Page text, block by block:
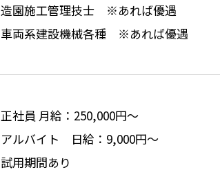
造園施工管理技士 ※あれば優遇
車両系建設機械各種 ※あれば優遇
正社員 月給：250,000円～
アルバイト 日給：9,000円～
試用期間あり